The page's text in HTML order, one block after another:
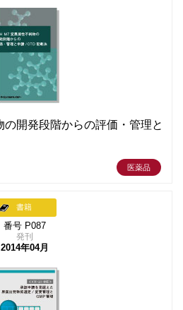
の開発段階からの評価・管理と
医薬品
書籍
番号 P087
発刊
2014年04月